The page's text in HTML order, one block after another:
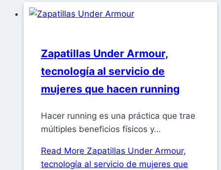
Zapatillas Under Armour,
tecnología al servicio de
mujeres que hacen running​
Hacer running es una práctica que trae
múltiples beneficios físicos y…
Read More Zapatillas Under Armour,
tecnología al servicio de mujeres que